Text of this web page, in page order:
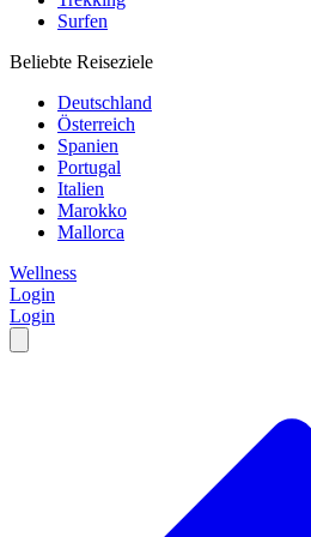
Surfen
Beliebte Reiseziele
Deutschland
Österreich
Spanien
Portugal
Italien
Marokko
Mallorca
Wellness
Login
Login